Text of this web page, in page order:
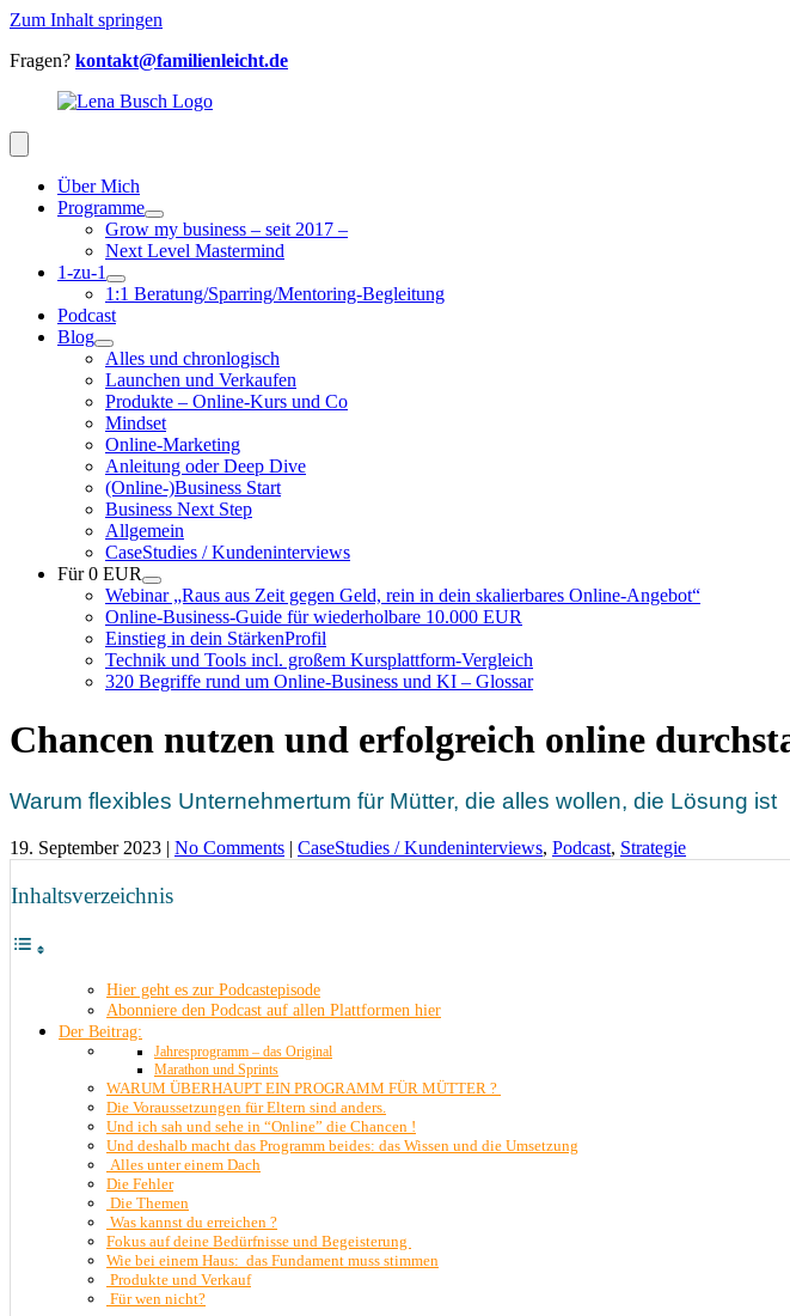
Zum Inhalt springen
Fragen? kontakt@familienleicht.de
Über Mich
Programme
Grow my business – seit 2017 –
Next Level Mastermind
1-zu-1
1:1 Beratung/Sparring/Mentoring-Begleitung
Podcast
Blog
Alles und chronlogisch
Launchen und Verkaufen
Produkte – Online-Kurs und Co
Mindset
Online-Marketing
Anleitung oder Deep Dive
(Online-)Business Start
Business Next Step
Allgemein
CaseStudies / Kundeninterviews
Für 0 EUR
Webinar „Raus aus Zeit gegen Geld, rein in dein skalierbares Online-Angebot“
Online-Business-Guide für wiederholbare 10.000 EUR
Einstieg in dein StärkenProfil
Technik und Tools incl. großem Kursplattform-Vergleich
320 Begriffe rund um Online-Business und KI – Glossar
Chancen nutzen und erfolgreich online
Warum flexibles Unternehmertum für Mütter, die alles wollen, die Lösung ist
19. September 2023 | No Comments | CaseStudies / Kundeninterviews, Podcast, Strategie
Inhaltsverzeichnis
Hier geht es zur Podcastepisode
Abonniere den Podcast auf allen Plattformen hier
Der Beitrag:
Jahresprogramm – das Original
Marathon und Sprints
WARUM ÜBERHAUPT EIN PROGRAMM FÜR MÜTTER ?
Die Voraussetzungen für Eltern sind anders.
Und ich sah und sehe in “Online” die Chancen !
Und deshalb macht das Programm beides: das Wissen und die Umsetzung
Alles unter einem Dach
Die Fehler
Die Themen
Was kannst du erreichen ?
Fokus auf deine Bedürfnisse und Begeisterung
Wie bei einem Haus: das Fundament muss stimmen
Produkte und Verkauf
Für wen nicht?